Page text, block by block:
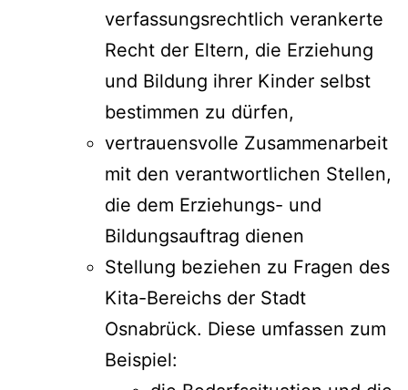
verfassungsrechtlich verankerte
Recht der Eltern, die Erziehung
und Bildung ihrer Kinder selbst
bestimmen zu dürfen,
vertrauensvolle Zusammenarbeit
mit den verantwortlichen Stellen,
die dem Erziehungs- und
Bildungsauftrag dienen
Stellung beziehen zu Fragen des
Kita-Bereichs der Stadt
Osnabrück. Diese umfassen zum
Beispiel: